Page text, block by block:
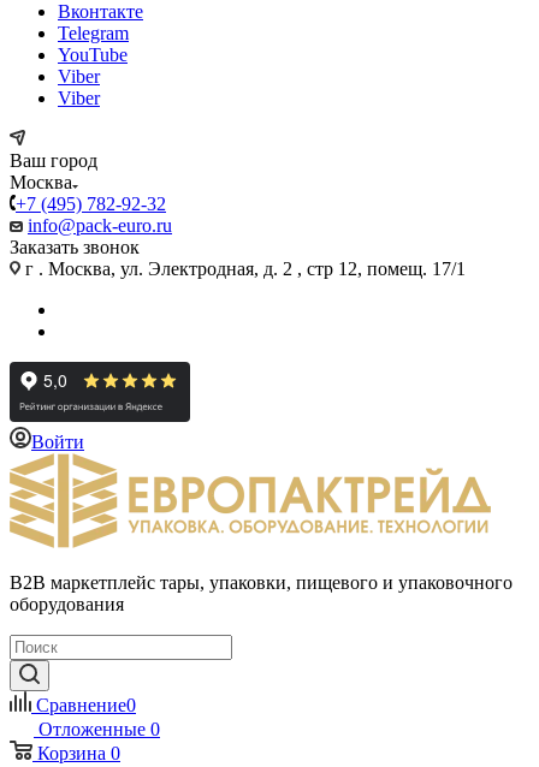
Вконтакте
Telegram
YouTube
Viber
Viber
Ваш город
Москва
+7 (495) 782-92-32
info@pack-euro.ru
Заказать звонок
г . Москва, ул. Электродная, д. 2 , стр 12, помещ. 17/1
Войти
B2B маркетплейс тары, упаковки, пищевого и упаковочного
оборудования
Сравнение0
Отложенные 0
Корзина 0